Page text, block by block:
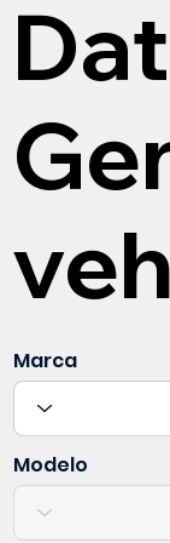
Marca
Modelo